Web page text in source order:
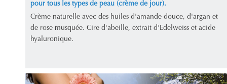
pour tous les types de peau (crème de jour).
Crème naturelle avec des huiles d'amande douce, d'argan et
de rose musquée. Cire d'abeille, extrait d'Edelweiss et acide
hyaluronique.